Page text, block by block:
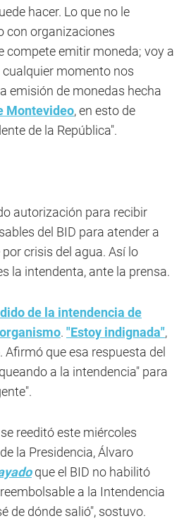
hacer. Lo que no le
con organizaciones
compete emitir moneda; voy a
momento nos
emisión de monedas hecha
Montevideo, en esto de
de la República".
autorización para recibir
del BID para atender a
crisis del agua. Así lo
la intendenta, ante la prensa.
de la intendencia de
. "Estoy indignada",
Afirmó que esa respuesta del
a la intendencia" para
reeditó este miércoles
la Presidencia, Álvaro
que el BID no habilitó
a la Intendencia
de dónde salió", sostuvo.